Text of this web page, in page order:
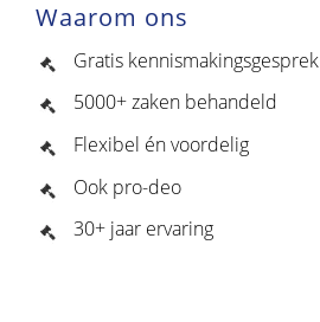
Waarom ons
Gratis kennismakingsgesprek
5000+ zaken behandeld
Flexibel én voordelig
Ook pro-deo
30+ jaar ervaring